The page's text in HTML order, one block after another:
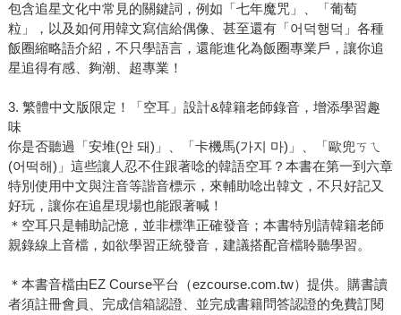
包含追星文化中常見的關鍵詞，例如「七年魔咒」、「葡萄
粒」，以及如何用韓文寫信給偶像、甚至還有「어덕행덕」各種
飯圈縮略語介紹，不只學語言，還能進化為飯圈專業戶，讓你追
星追得有感、夠潮、超專業！
3. 繁體中文版限定！「空耳」設計&韓籍老師錄音，增添學習趣
味
你是否聽過「安堆(안 돼)」、「卡機馬(가지 마)」、「歐兜ㄎㄟ
(어떡해)」這些讓人忍不住跟著唸的韓語空耳？本書在第一到六章
特別使用中文與注音等諧音標示，來輔助唸出韓文，不只好記又
好玩，讓你在追星現場也能跟著喊！
＊空耳只是輔助記憶，並非標準正確發音；本書特別請韓籍老師
親錄線上音檔，如欲學習正統發音，建議搭配音檔聆聽學習。
＊本書音檔由EZ Course平台（ezcourse.com.tw）提供。購書讀
者須註冊會員、完成信箱認證、並完成書籍問答認證的免費訂閱